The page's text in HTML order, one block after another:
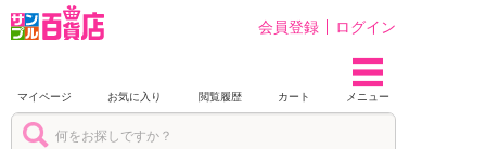
会員登録 ログイン
マイページ お気に入り 閲覧履歴 カート メニュー